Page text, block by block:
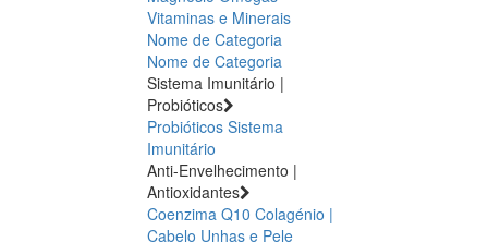
Vitaminas e Minerais
Nome de Categoria
Nome de Categoria
Sistema Imunitário |
Probióticos
Probióticos Sistema
Imunitário
Anti-Envelhecimento |
Antioxidantes
Coenzima Q10 Colagénio |
Cabelo Unhas e Pele